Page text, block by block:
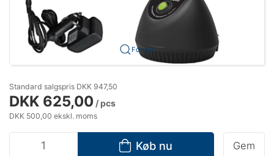
Forstør
Standard salgspris DKK 947,50
DKK 625,00 / pcs
DKK 500,00 ekskl. moms
Køb nu Gem